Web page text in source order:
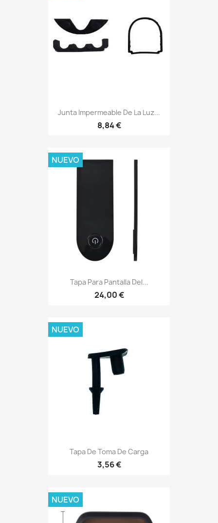
Junta Impermeable De La Luz...
8,84 €
Tapa Para Pantalla Del...
24,00 €
NUEVO
Tapa De Toma De Carga
3,56 €
NUEVO
NUEVO